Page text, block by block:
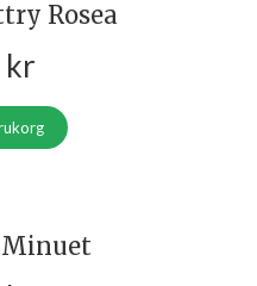
Rosea
kr